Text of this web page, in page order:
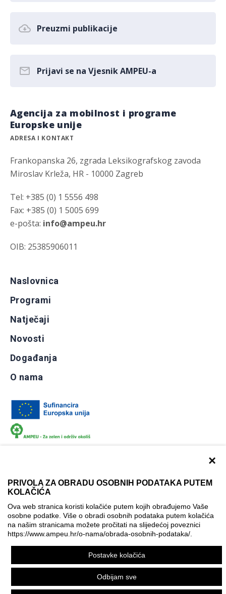
×
PRIVOLA ZA OBRADU OSOBNIH PODATAKA PUTEM
KOLAČIĆA
Ova web stranica koristi kolačiće putem kojih obrađujemo Vaše
osobne podatke. Više o obradi osobnih podataka putem kolačića
na našim stranicama možete pročitati na slijedećoj poveznici
https://www.ampeu.hr/o-nama/obrada-osobnih-podataka/
Postavke kolačića
Odbijam sve
Preuzmi publikacije
Prijavi se na Vjesnik AMPEU-a
Agencija za mobilnost i programe
Europske unije
ADRESA I KONTAKT
Frankopanska 26, zgrada Leksikografskog zavoda
Miroslav Krleža, HR - 10000 Zagreb
Tel: +385 (0) 1 5556 498
Fax: +385 (0) 1 5005 699
e-pošta: info@ampeu.hr
OIB: 25385906011
Naslovnica
Programi
Natječaji
Novosti
Događanja
O nama
Izjava o pristupačnosti
Politika korištenja kolačića
Postavke kolačića
Ova mrežna stranica je ostvarena uz financijsku potporu
Europske komisije. Ona izražava isključivo stajalište autora
mrežne stranice i Komisija se ne može smatrati odgovornom